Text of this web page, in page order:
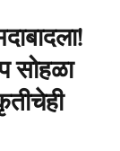
सोहळा